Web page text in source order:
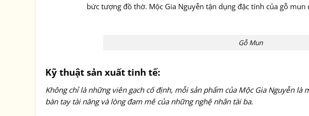
bức tượng đồ thờ. Mộc Gia Nguyễn tận dụng đặc tính của gỗ
Gỗ Mun
Kỹ thuật sản xuất tinh tế:
Không chỉ là những viên gạch cố định, mỗi sản phẩm của Mộc Gia Nguyễn là
bàn tay tài năng và lòng đam mê của những nghệ nhân tài ba.